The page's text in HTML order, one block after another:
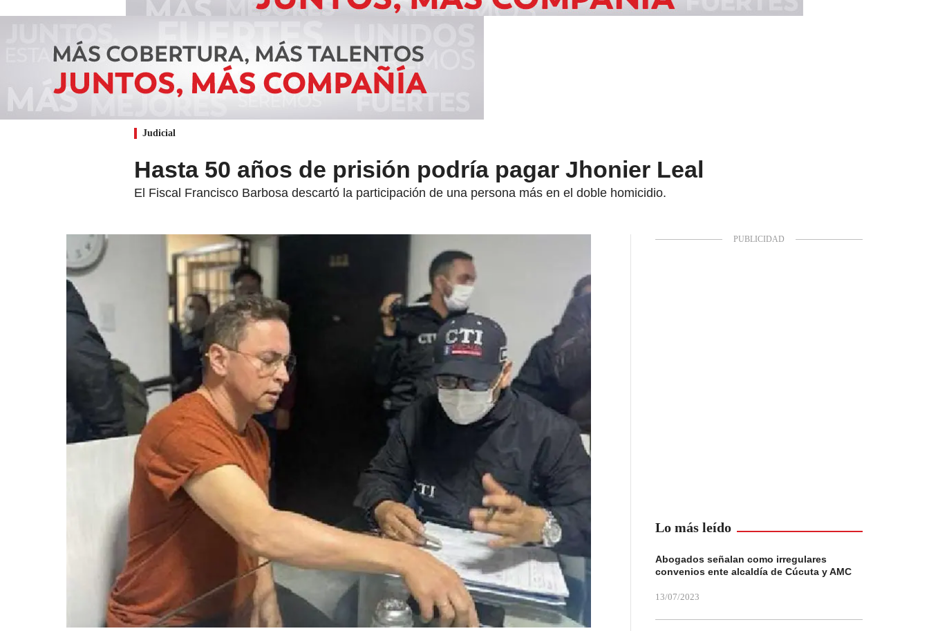
Judicial
Hasta 50 años de prisión podría pagar Jhonier Leal
El Fiscal Francisco Barbosa descartó la participación de una persona más en el doble homicidio.
Lo más leído
Abogados señalan como irregulares
convenios ente alcaldía de Cúcuta y AMC
13/07/2023